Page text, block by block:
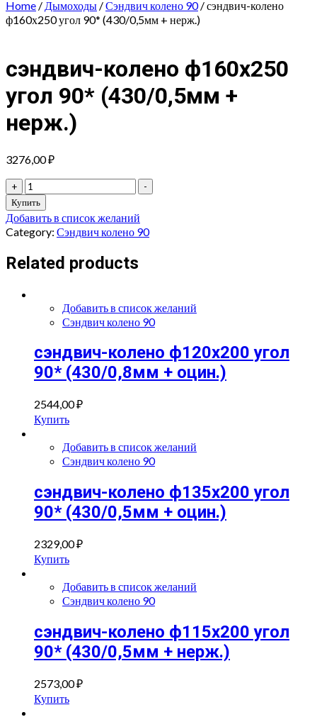
Home / Дымоходы /Сэндвич колено 90/ сэндвич-колено
ф160х250 угол 90* (430/0,5мм + нерж.)
сэндвич-колено ф160х250
угол 90* (430/0,5мм +
нерж.)
3276,00₽
+
сэндвич-
колено
ф160х250
угол
90*
(430/0,5мм
+
quantity
-
Купить
Добавить в список желаний
Category: Сэндвич колено 90
Related products
Добавить в список желаний
Сэндвич колено 90
сэндвич-колено ф120х200 угол
90* (430/0,8мм + оцин.)
2544,00₽
Купить
Добавить в список желаний
Сэндвич колено 90
сэндвич-колено ф135х200 угол
90* (430/0,5мм + оцин.)
2329,00₽
Купить
Добавить в список желаний
Сэндвич колено 90
сэндвич-колено ф115х200 угол
90* (430/0,5мм + нерж.)
2573,00₽
Купить